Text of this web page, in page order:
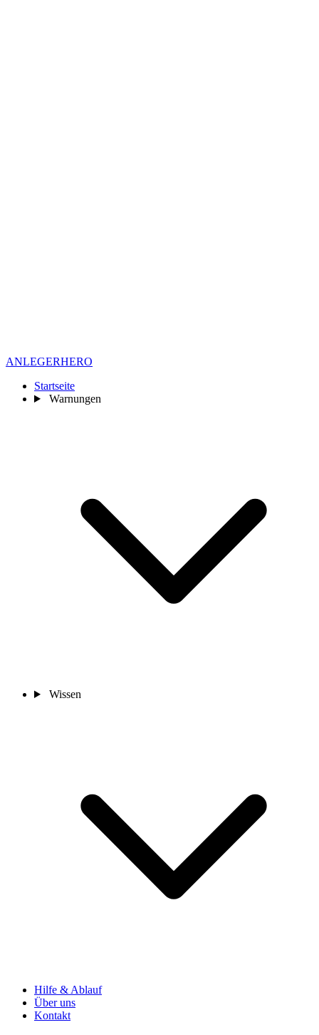
ANLEGERHERO
Startseite
Warnungen
Wissen
Hilfe & Ablauf
Über uns
Kontakt